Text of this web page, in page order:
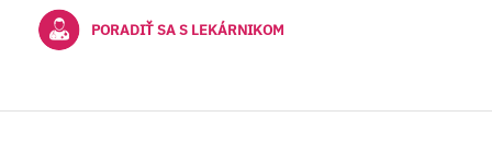
PORADIŤ SA S LEKÁRNIKOM